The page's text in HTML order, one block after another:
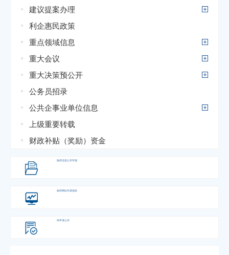
建议提案办理
利企惠民政策
重点领域信息
重大会议
重大决策预公开
公务员招录
公共企事业单位信息
上级重要转载
财政补贴（奖励）资金
政府信息公开年报
政府网站年度报表
依申请公开